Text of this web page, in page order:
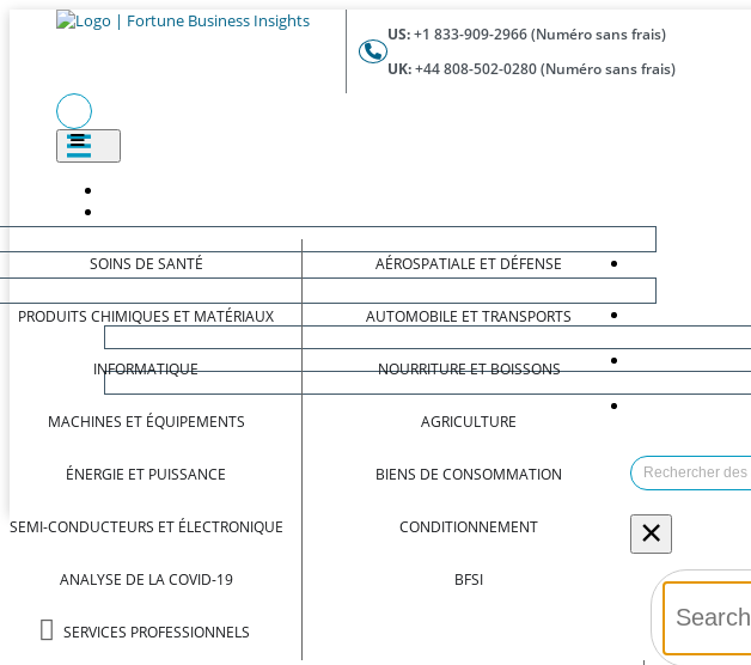
US:+1 833-909-2966 (Numéro sans frais)
UK:+44 808-502-0280 (Numéro sans frais)
SOINS DE SANTÉ
PRODUITS CHIMIQUES ET MATÉRIAUX
INFORMATIQUE
MACHINES ET ÉQUIPEMENTS
ÉNERGIE ET PUISSANCE
SEMI-CONDUCTEURS ET ÉLECTRONIQUE
ANALYSE DE LA COVID-19
SERVICES PROFESSIONNELS
AÉROSPATIALE ET DÉFENSE
AUTOMOBILE ET TRANSPORTS
NOURRITURE ET BOISSONS
AGRICULTURE
BIENS DE CONSOMMATION
CONDITIONNEMENT
BFSI
×